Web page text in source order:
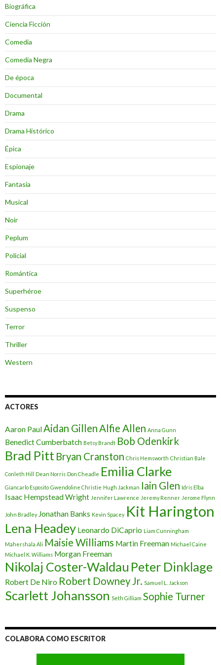
Biográfica
Ciencia Ficción
Comedia
Comedia Negra
De época
Documental
Drama
Drama Histórico
Épica
Espionaje
Fantasia
Musical
Noir
Peplum
Policial
Romántica
Superhéroe
Suspenso
Terror
Thriller
Western
ACTORES
Aaron PaulAidan GillenAlfie Allen Anna Gunn
Benedict Cumberbatch Betsy Brandt Bob Odenkirk
Brad Pitt Bryan Cranston Chris Hemsworth Christian Bale
Conleth Hill Dean Norris Don Cheadle Emilia Clarke
Giancarlo Esposito Gwendoline Christie Hugh Jackman Iain Glen Idris Elba
Isaac Hempstead Wright Jennifer Lawrence Jeremy Renner Jerome Flynn
John Bradley Jonathan Banks Kevin Spacey Kit Harington
Lena Headey Leonardo DiCaprio Liam Cunningham
Mahershala Ali Maisie Williams Martin Freeman Michael Caine
Michael K. Williams Morgan Freeman
Nikolaj Coster-Waldau Peter Dinklage
Robert De Niro Robert Downey Jr. Samuel L. Jackson
Scarlett Johansson Seth Gilliam Sophie Turner
COLABORA COMO ESCRITOR